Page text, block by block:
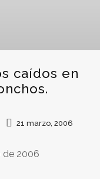
caídos en
21 marzo, 2006
de 2006